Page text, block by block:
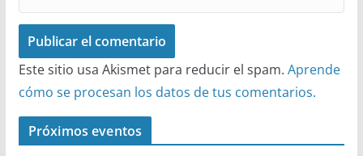
Este sitio usa Akismet para reducir el spam. Aprende
cómo se procesan los datos de tus comentarios.
Próximos eventos